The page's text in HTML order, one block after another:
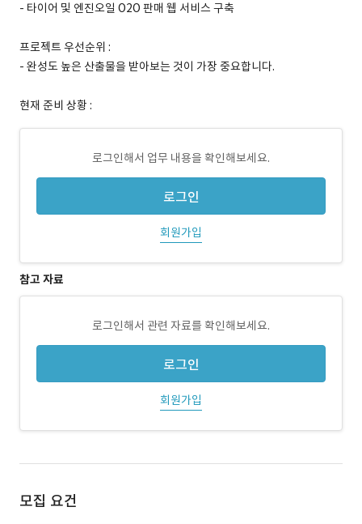
- 타이어 및 엔진오일 O2O 판매 웹 서비스 구축
프로젝트 우선순위 :
- 완성도 높은 산출물을 받아보는 것이 가장 중요합니다.
현재 준비 상황 :
로그인해서 업무 내용을 확인해보세요.
로그인
회원가입
참고 자료
로그인해서 관련 자료를 확인해보세요.
로그인
회원가입
모집 요건